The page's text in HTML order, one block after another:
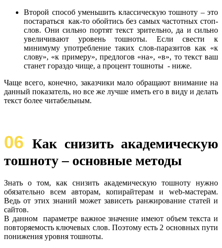
Второй способ уменьшить классическую тошноту – это
постараться как-то обойтись без самых частотных стоп-
слов. Они сильно портят текст зрительно, да и сильно
увеличивают уровень тошноты. Если свести к
минимуму употребление таких слов-паразитов как «к
слову», «к примеру», предлогов «на», «в», то текст ваш
станет гораздо чище, а процент тошноты - ниже.
Чаще всего, конечно, заказчики мало обращают внимание на
данный показатель, но все же лучше иметь его в виду и делать
текст более читабельным.
06Как снизить академическую
тошноту – основные методы
Знать о том, как снизить академическую тошноту нужно
обязательно всем авторам, копирайтерам и web-мастерам.
Ведь от этих знаний может зависеть ранжирование статей и
сайтов.
В данном параметре важное значение имеют объем текста и
повторяемость ключевых слов. Поэтому есть 2 основных пути
понижения уровня тошноты.